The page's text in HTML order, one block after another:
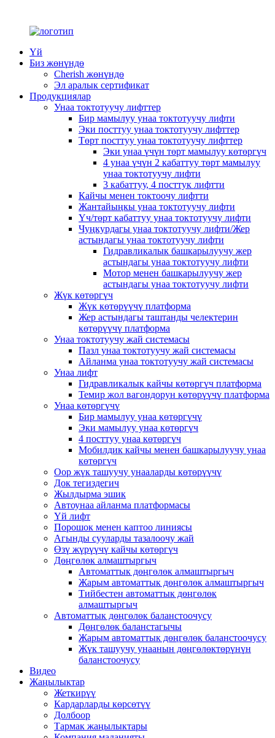
Үй
Биз жөнүндө
Cherish жөнүндө
Эл аралык сертификат
Продукциялар
Унаа токтотуучу лифттер
Бир мамылуу унаа токтотуучу лифти
Эки посттуу унаа токтотуучу лифттер
Төрт посттуу унаа токтотуучу лифттер
Эки унаа үчүн төрт мамылуу көтөргүч
4 унаа үчүн 2 кабаттуу төрт мамылуу
унаа токтотуучу лифти
3 кабаттуу, 4 посттук лифтти
Кайчы менен токтоочу лифтти
Жантайыңкы унаа токтотуучу лифти
Үч/төрт кабаттуу унаа токтотуучу лифти
Чуңкурдагы унаа токтотуучу лифти/Жер
астындагы унаа токтотуучу лифти
Гидравликалык башкарылуучу жер
астындагы унаа токтотуучу лифти
Мотор менен башкарылуучу жер
астындагы унаа токтотуучу лифти
Жүк көтөргүч
Жүк көтөрүүчү платформа
Жер астындагы таштанды челектерин
көтөрүүчү платформа
Унаа токтотуучу жай системасы
Пазл унаа токтотуучу жай системасы
Айланма унаа токтотуучу жай системасы
Унаа лифт
Гидравликалык кайчы көтөргүч платформа
Темир жол вагондорун көтөрүүчү платформа
Унаа көтөргүчү
Бир мамылуу унаа көтөргүчү
Эки мамылуу унаа көтөргүч
4 посттуу унаа көтөргүч
Мобилдик кайчы менен башкарылуучу унаа
көтөргүч
Оор жүк ташуучу унааларды көтөрүүчү
Док тегиздегич
Жылдырма эшик
Автоунаа айланма платформасы
Үй лифт
Порошок менен каптоо линиясы
Агынды сууларды тазалоочу жай
Өзү жүрүүчү кайчы көтөргүч
Дөңгөлөк алмаштыргыч
Автоматтык дөңгөлөк алмаштыргыч
Жарым автоматтык дөңгөлөк алмаштыргыч
Тийбестен автоматтык дөңгөлөк
алмаштыргыч
Автоматтык дөңгөлөк баланстоочусу
Дөңгөлөк баланстагычы
Жарым автоматтык дөңгөлөк баланстоочусу
Жүк ташуучу унаанын дөңгөлөктөрүнүн
баланстоочусу
Видео
Жаңылыктар
Жеткирүү
Кардарларды көрсөтүү
Долбоор
Тармак жаңылыктары